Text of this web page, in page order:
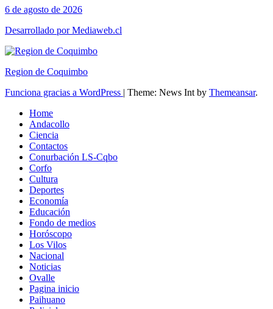
6 de agosto de 2026
Desarrollado por Mediaweb.cl
Region de Coquimbo
Funciona gracias a WordPress | Theme: News Int by Themeansar.
Home
Andacollo
Ciencia
Contactos
Conurbación LS-Cqbo
Corfo
Cultura
Deportes
Economía
Educación
Fondo de medios
Horóscopo
Los Vilos
Nacional
Noticias
Ovalle
Pagina inicio
Paihuano